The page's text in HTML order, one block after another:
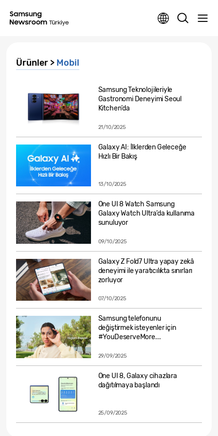
Ürünler > Mobil
Samsung Teknolojileriyle
Gastronomi Deneyimi Seoul
Kitchen’da
21/10/2025
Galaxy AI: İlklerden Geleceğe
Hızlı Bir Bakış
13/10/2025
One UI 8 Watch Samsung
Galaxy Watch Ultra’da kullanıma
sunuluyor
09/10/2025
Galaxy Z Fold7 Ultra yapay zekâ
deneyimi ile yaratıcılıkta sınırları
zorluyor
07/10/2025
Samsung telefonunu
değiştirmek isteyenler için
#YouDeserveMore...
29/09/2025
One UI 8, Galaxy cihazlara
dağıtılmaya başlandı
25/09/2025